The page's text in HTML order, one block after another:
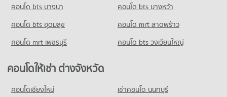
คอนโด bts บางนา
คอนโด bts บางหว้า
คอนโด bts อุดมสุข
คอนโด mrt ลาดพร้าว
คอนโด mrt เพชรบุรี
คอนโด bts วงเวียนใหญ่
คอนโดให้เช่า ต่างจังหวัด
คอนโดเชียงใหม่
เช่าคอนโด นนทบุรี